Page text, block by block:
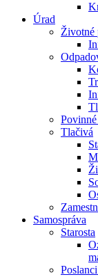
Úrad
Životné
Tlačivá
Samospráva
Starosta